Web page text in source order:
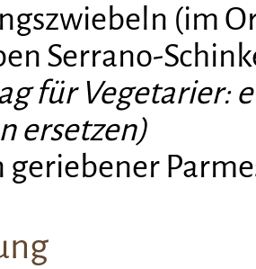
(im
Serrano-
für Vegetarier:
ersetzen)
geriebener